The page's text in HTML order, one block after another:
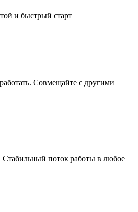
и быстрый старт
Совмещайте с другими
Стабильный поток работы в любое